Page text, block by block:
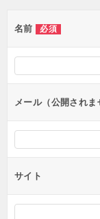
ー
シ
ョ
ン
名前 必須
メール（公開されま
サイト